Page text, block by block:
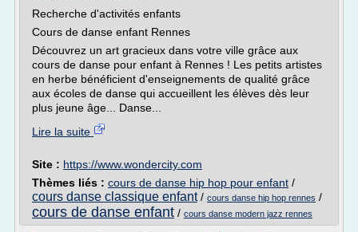
Recherche d'activités enfants
Cours de danse enfant Rennes
Découvrez un art gracieux dans votre ville grâce aux
cours de danse pour enfant à Rennes ! Les petits artistes
en herbe bénéficient d'enseignements de qualité grâce
aux écoles de danse qui accueillent les élèves dès leur
plus jeune âge... Danse...
Lire la suite
Site : https://www.wondercity.com
Thèmes liés : cours de danse hip hop pour enfant /
cours danse classique enfant/ cours danse hip hop rennes /
cours de danse enfant / cours danse modern jazz rennes